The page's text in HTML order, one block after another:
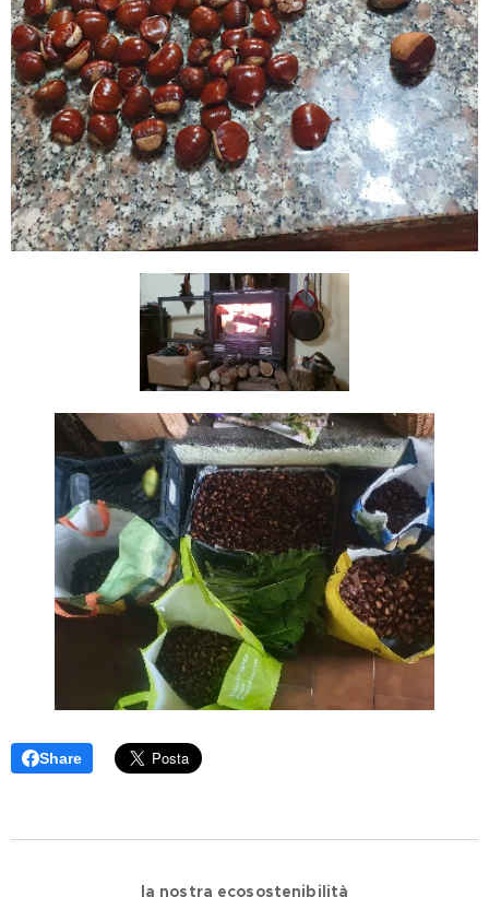
Share
🌿 la nostra ecosostenibilità